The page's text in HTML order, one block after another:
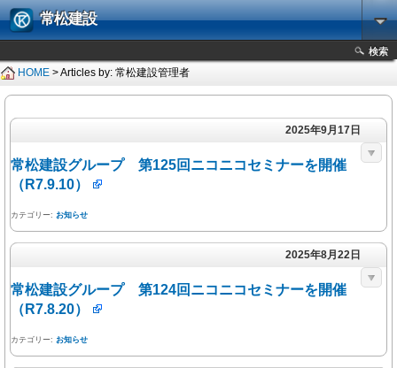
常松建設
検索
HOME > Articles by: 常松建設管理者
2025年9月17日
常松建設グループ 第125回ニコニコセミナーを開催
（R7.9.10）
カテゴリー: お知らせ
2025年8月22日
常松建設グループ 第124回ニコニコセミナーを開催
（R7.8.20）
カテゴリー: お知らせ